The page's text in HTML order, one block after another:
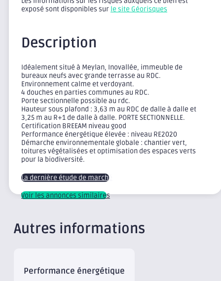
exposé sont disponibles sur le site Géorisques
Description
Idéalement situé à Meylan, Inovallée, immeuble de
bureaux neufs avec grande terrasse au RDC.
Environnement calme et verdoyant.
4 douches en parties communes au RDC.
Porte sectionnelle possible au rdc.
Hauteur sous plafond : 3,63 m au RDC de dalle à dalle et
3,25 m au R+1 de dalle à dalle. PORTE SECTIONNELLE.
Certification BREEAM niveau good
Performance énergétique élevée : niveau RE2020
Démarche environnementale globale : chantier vert,
toitures végétalisées et optimisation des espaces verts
pour la biodiversité.
La dernière étude de marché
Voir les annonces similaires
Autres informations
Performance énergétique